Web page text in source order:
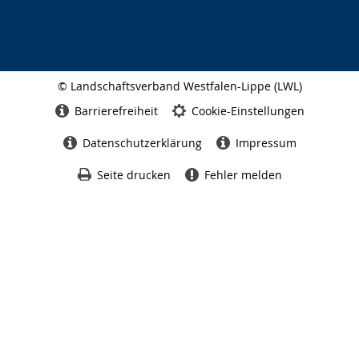
© Landschaftsverband Westfalen-Lippe (LWL)
Barrierefreiheit Cookie-Einstellungen
Datenschutzerklärung Impressum
Seite drucken Fehler melden